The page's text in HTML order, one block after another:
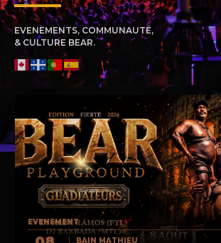
EVENEMENTS, COMMUNAUTÉ,
& CULTURE BEAR.
EVENEMENT
BAIN MATHIEU